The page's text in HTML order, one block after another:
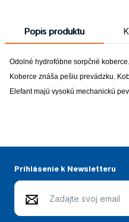
Popis produktu
Odolné hydrofóbne sorpčné
Koberce znáša pešiu prevádzku.
Elefant majú vysokú mechanickú
Prihlásenie k Newsletteru